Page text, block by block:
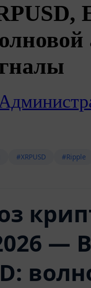
#XRPUSD
#Ripple
—